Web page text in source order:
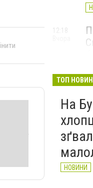
12:18
Вчора
ТОП
На
НОВИНИ